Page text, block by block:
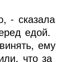
- сказала
едой.
ему
что за